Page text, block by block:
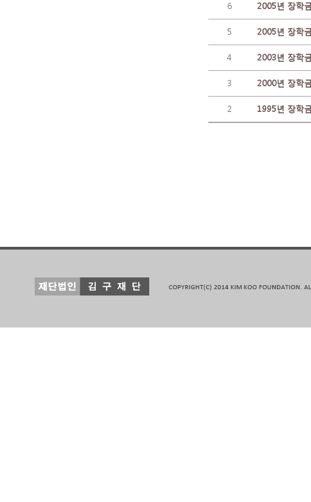
6 2005년 장학
5 2005년 장학
4 2003년 장학
3 2000년 장학
2 1995년 장학